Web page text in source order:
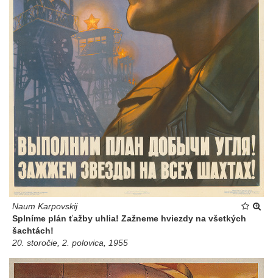
Naum Karpovskij
Splníme plán ťažby uhlia! Zažneme hviezdy na všetkých
šachtách!
20. storočie, 2. polovica, 1955